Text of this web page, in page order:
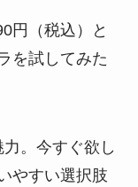
円（税込）と
を試してみた
。今すぐ欲し
やすい選択肢